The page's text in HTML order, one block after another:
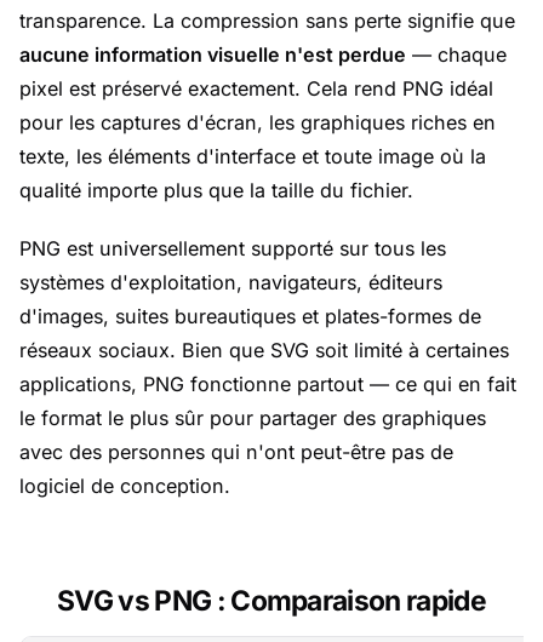
transparence. La compression sans perte signifie que
aucune information visuelle n'est perdue — chaque
pixel est préservé exactement. Cela rend PNG idéal
pour les captures d'écran, les graphiques riches en
texte, les éléments d'interface et toute image où la
qualité importe plus que la taille du fichier.
PNG est universellement supporté sur tous les
systèmes d'exploitation, navigateurs, éditeurs
d'images, suites bureautiques et plates-formes de
réseaux sociaux. Bien que SVG soit limité à certaines
applications, PNG fonctionne partout — ce qui en fait
le format le plus sûr pour partager des graphiques
avec des personnes qui n'ont peut-être pas de
logiciel de conception.
SVG vs PNG : Comparaison rapide